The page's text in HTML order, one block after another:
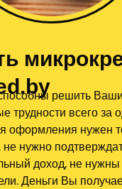
решить
трудности всего за
оформления нужен
не нужно
доход, не нужны
Деньги Вы